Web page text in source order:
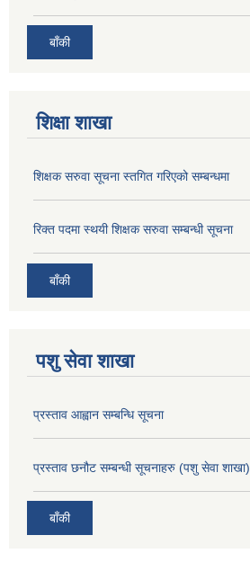
बाँकी
शिक्षा शाखा
शिक्षक सरुवा सूचना स्तगित गरिएको सम्बन्धमा
रिक्त पदमा स्थयी शिक्षक सरुवा सम्बन्धी सूचना
बाँकी
पशु सेवा शाखा
प्रस्ताव आह्वान सम्बन्धि सूचना
प्रस्ताव छनौट सम्बन्धी सूचनाहरु (पशु सेवा शाखा)
बाँकी